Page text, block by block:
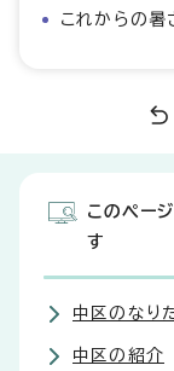
これからの暑
このペー
す
中区のなり
中区の紹介